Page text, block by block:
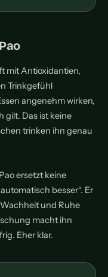
mit Antioxidantien,
Trinkgefühl
angenehm wirken,
gilt. Das ist keine
trinken ihn genau
ersetzt keine
besser“. Er
und Ruhe
macht ihn
Eher klar.